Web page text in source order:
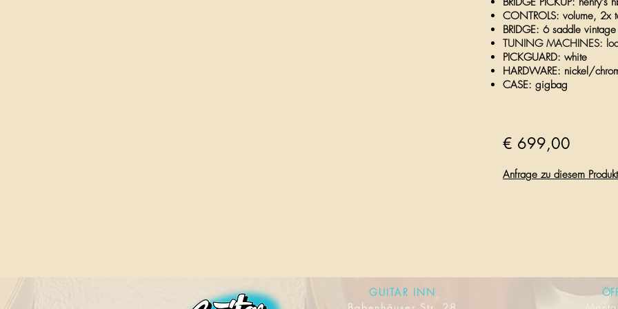
CONTROLS: volume, 2x
BRIDGE: 6 saddle
TUNING MACHINES:
PICKGUARD: white
HARDWARE: nickel/
CASE: gigbag
€ 699,00
Anfrage zu diesem Produkt
GUITAR INN